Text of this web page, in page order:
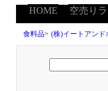
HOME 空売り
食料品> (株)イートアンド